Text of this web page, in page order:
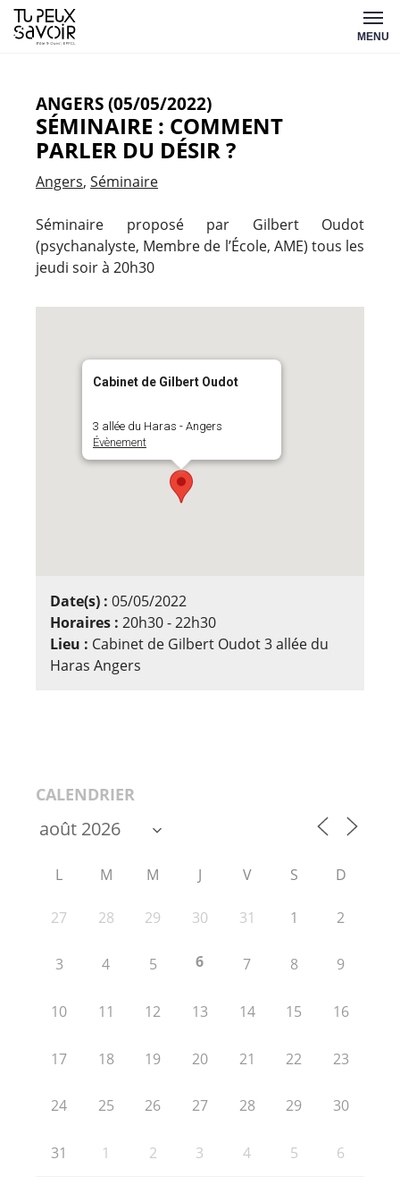
Aller
au
MENU
ANGERS (05/05/2022)
SÉMINAIRE : COMMENT
PARLER DU DÉSIR ?
Angers Séminaire
Séminaire proposé par Gilbert Oudot
(psychanalyste, Membre de l’École, AME) tous les
jeudi soir à 20h30
Cabinet de Gilbert Oudot
3 allée du Haras - Angers
Évènement
Date(s) : 05/05/2022
Horaires : 20h30 - 22h30
Lieu : Cabinet de Gilbert Oudot 3 allée du
Haras Angers
CALENDRIER
L M M J V S D
27 28 29 30 31 1 2
3 4 5 6 7 8 9
10 11 12 13 14 15 16
17 18 19 20 21 22 23
24 25 26 27 28 29 30
31 1 2 3 4 5 6